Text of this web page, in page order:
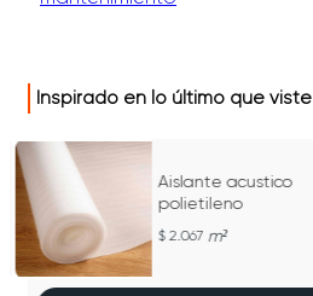
Inspirado en lo último que viste
Aislante acustico
polietileno
2.067 m²